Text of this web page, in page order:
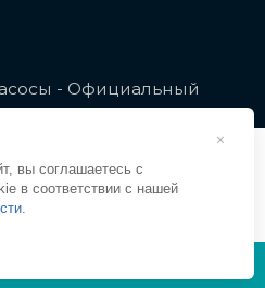
- Официальный
LEO в России
×
вы соглашаетесь с
в соответствии с нашей
.